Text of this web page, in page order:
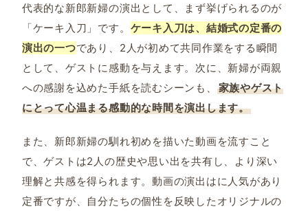
代表的な新郎新婦の演出として、まず挙げられるのが
「ケーキ入刀」です。 ケーキ入刀は、結婚式の定番の
演出の一つであり、2人が初めて共同作業をする瞬間
として、ゲストに感動を与えます。次に、新婦が両親
への感謝を込めた手紙を読むシーンも、
家族やゲスト
にとって心温まる感動的な時間を演出します。
また、新郎新婦の馴れ初めを描いた動画を流すこと
で、ゲストは2人の歴史や思い出を共有し、より深い
理解と共感を得られます。動画の演出はに人気があり
定番ですが、自分たちの個性を反映したオリジナルの